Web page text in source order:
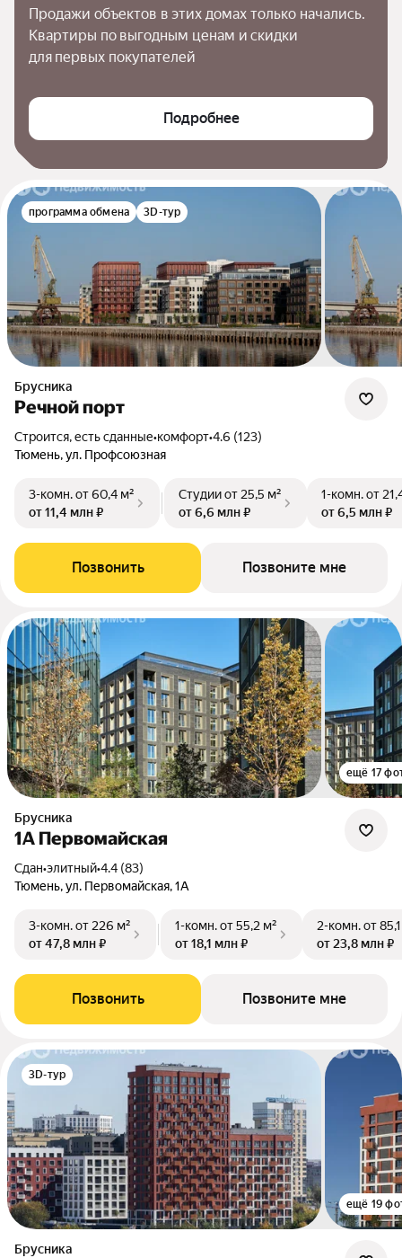
Продажи объектов в этих домах только начались.
Квартиры по выгодным ценам и скидки
для первых покупателей
Подробнее
программа обмена 3D-тур
Брусника
Речной порт
Строится, есть сданные•комфорт•4.6 (123)
Тюмень, ул. Профсоюзная
3-комн.от 60,4 м²
от 11,4 млн ₽
Студииот 25,5 м²
от 6,6 млн ₽
1-комн.от
от 6,5 млн ₽
Позвонить Позвоните мне
ещё 17
Брусника
1А Первомайская
Сдан•элитный•4.4 (83)
Тюмень, ул. Первомайская, 1А
3-комн.от 226 м²
от 47,8 млн ₽
1-комн.от 55,2 м²
от 18,1 млн ₽
2-комн.от
от 23,8 млн ₽
Позвонить Позвоните мне
3D-тур
ещё 19
Брусника